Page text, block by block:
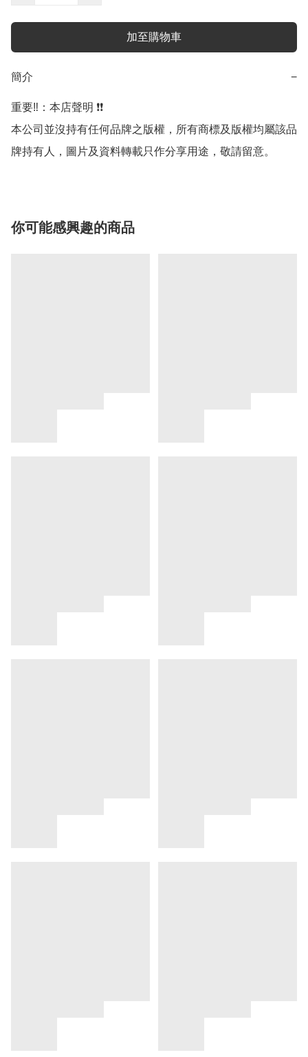
加至購物車
簡介 −
重要‼️：本店聲明 ❗️❗️
本公司並沒持有任何品牌之版權，所有商標及版權均屬該品
牌持有人，圖片及資料轉載只作分享用途，敬請留意。
你可能感興趣的商品